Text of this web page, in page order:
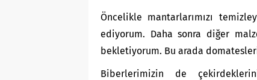
Öncelikle mantarlarımızı
ediyorum. Daha sonra diğer
bekletiyorum. Bu arada
Biberlerimizin de